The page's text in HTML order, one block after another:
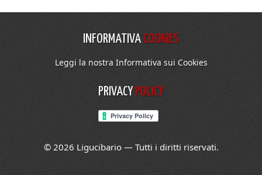
INFORMATIVA COOKIES
Leggi la nostra Informativa sui Cookies
PRIVACY POLICY
© 2026 Ligucibario — Tutti i diritti riservati.